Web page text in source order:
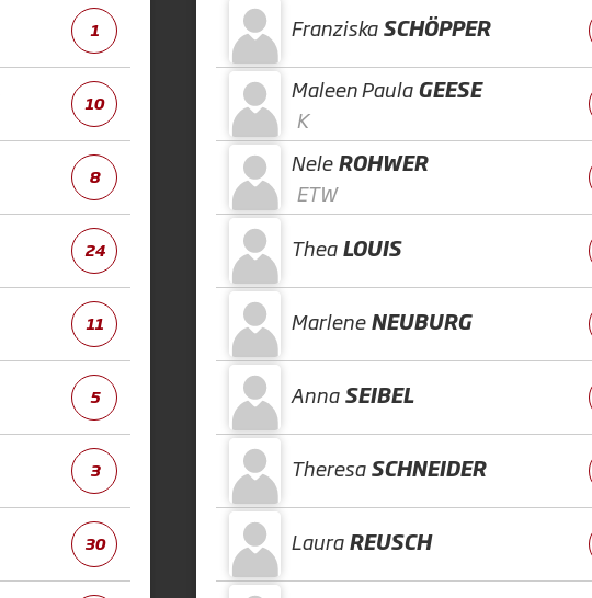
1
10
8
24
11
5
3
30
Franziska SCHÖPPER
Maleen Paula GEESE
K
Nele ROHWER
ETW
Thea LOUIS
Marlene NEUBURG
Anna SEIBEL
Theresa SCHNEIDER
Laura REUSCH